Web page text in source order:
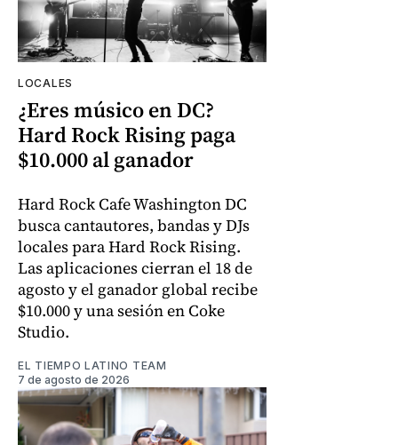
LOCALES
¿Eres músico en DC?
Hard Rock Rising paga
$10.000 al ganador
Hard Rock Cafe Washington DC
busca cantautores, bandas y DJs
locales para Hard Rock Rising.
Las aplicaciones cierran el 18 de
agosto y el ganador global recibe
$10.000 y una sesión en Coke
Studio.
EL TIEMPO LATINO TEAM
7 de agosto de 2026